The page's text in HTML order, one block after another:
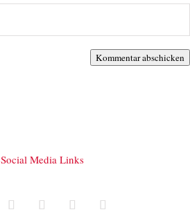
Kommentar abschicken
Social Media Links